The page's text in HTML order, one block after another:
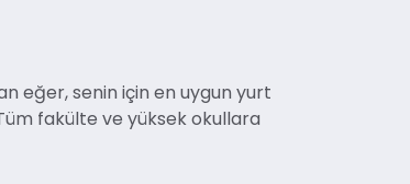
eğer, senin için en uygun yurt
fakülte ve yüksek okullara